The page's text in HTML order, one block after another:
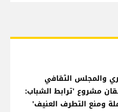
والمجلس الثقافي
مشروع 'ترابط الشباب:
ومنع التطرف العنيف'